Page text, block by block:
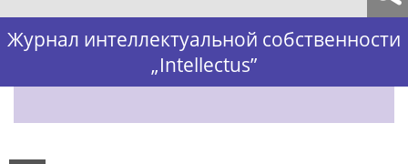
Журнал интеллектуальной собственности
„Intellectus”